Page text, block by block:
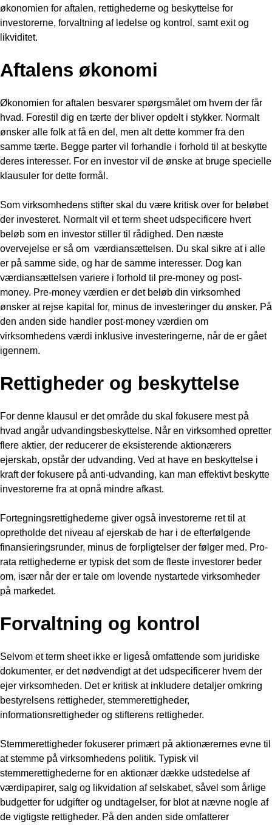
økonomien for aftalen, rettighederne og beskyttelse for
investorerne, forvaltning af ledelse og kontrol, samt exit og
likviditet.
Aftalens økonomi
Økonomien for aftalen besvarer spørgsmålet om hvem der får
hvad. Forestil dig en tærte der bliver opdelt i stykker. Normalt
ønsker alle folk at få en del, men alt dette kommer fra den
samme tærte. Begge parter vil forhandle i forhold til at beskytte
deres interesser. For en investor vil de ønske at bruge specielle
klausuler for dette formål.
Som virksomhedens stifter skal du være kritisk over for beløbet
der investeret. Normalt vil et term sheet udspecificere hvert
beløb som en investor stiller til rådighed. Den næste
overvejelse er så om værdiansættelsen. Du skal sikre at i alle
er på samme side, og har de samme interesser. Dog kan
værdiansættelsen variere i forhold til pre-money og post-
money. Pre-money værdien er det beløb din virksomhed
ønsker at rejse kapital for, minus de investeringer du ønsker. På
den anden side handler post-money værdien om
virksomhedens værdi inklusive investeringerne, når de er gået
igennem.
Rettigheder og beskyttelse
For denne klausul er det område du skal fokusere mest på
hvad angår udvandingsbeskyttelse. Når en virksomhed opretter
flere aktier, der reducerer de eksisterende aktionærers
ejerskab, opstår der udvanding. Ved at have en beskyttelse i
kraft der fokusere på anti-udvanding, kan man effektivt beskytte
investorerne fra at opnå mindre afkast.
Fortegningsrettighederne giver også investorerne ret til at
opretholde det niveau af ejerskab de har i de efterfølgende
finansieringsrunder, minus de forpligtelser der følger med. Pro-
rata rettighederne er typisk det som de fleste investorer beder
om, især når der er tale om lovende nystartede virksomheder
på markedet.
Forvaltning og kontrol
Selvom et term sheet ikke er ligeså omfattende som juridiske
dokumenter, er det nødvendigt at det udspecificerer hvem der
ejer virksomheden. Det er kritisk at inkludere detaljer omkring
bestyrelsens rettigheder, stemmerettigheder,
informationsrettigheder og stifterens rettigheder.
Stemmerettigheder fokuserer primært på aktionærernes evne til
at stemme på virksomhedens politik. Typisk vil
stemmerettighederne for en aktionær dække udstedelse af
værdipapirer, salg og likvidation af selskabet, såvel som årlige
budgetter for udgifter og undtagelser, for blot at nævne nogle af
de vigtigste rettigheder. På den anden side omfatterer